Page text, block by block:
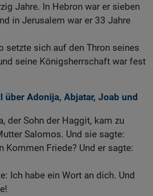
Jahre. In Hebron war er sieben
in Jerusalem war er 33 Jahre
setzte sich auf den Thron seines
seine Königsherrschaft war fest
über Adonija, Abjatar, Joab und
der Sohn der Haggit, kam zu
Salomos. Und sie sagte:
Kommen Friede? Und er sagte:
Ich habe ein Wort an dich. Und